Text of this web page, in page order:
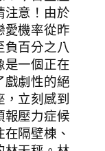
注意！由於
愛機率從昨
負百分之八
是一個正在
戲劇性的絕
立刻感到
報壓力症候
隔壁棟、